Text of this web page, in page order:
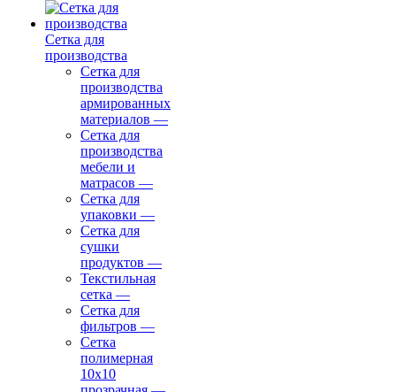
Сетка для
производства
Сетка для
производства
армированных
материалов —
Сетка для
производства
мебели и
матрасов —
Сетка для
упаковки —
Сетка для
сушки
продуктов —
Текстильная
сетка —
Сетка для
фильтров —
Сетка
полимерная
10х10